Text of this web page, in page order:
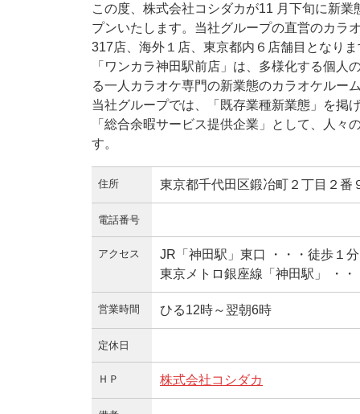
この度、株式会社コシダカが11 月下旬に新
プンいたします。当社グループの直営のカラ
317店、海外１店、東京都内６店舗目となりま
「ワンカラ神田駅前店」は、多様化する個
る一人カラオケ専門の新業態のカラオケルー
当社グループでは、「既存業種新業態」を掲
「総合余暇サービス提供企業」として、人々
す。
住所 東京都千代田区鍛冶町２丁目２番
電話番号
アクセス
JR「神田駅」東口 ・・・徒歩１分
東京メトロ銀座線「神田駅」 ・・
営業時間 ひる12時～翌朝6時
定休日
ＨＰ 株式会社コシダカ